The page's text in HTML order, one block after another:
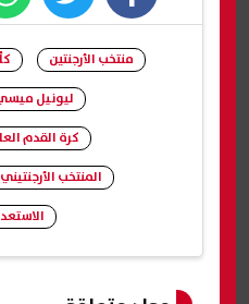
facebook
twitter
منتخب الأرجنتين
ليونيل
كرة القدم
المنتخب الأرجنتيني